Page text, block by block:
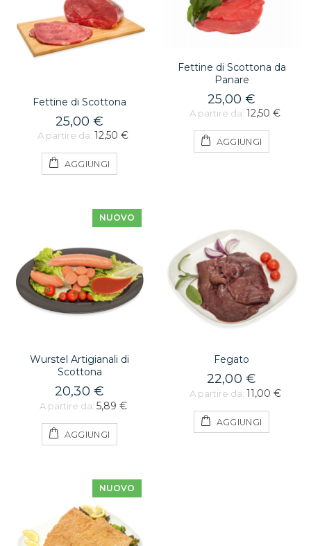
Fettine di Scottona
25,00 €
A partire da: 12,50 €
AGGIUNGI
Fettine di Scottona da
Panare
25,00 €
A partire da: 12,50 €
AGGIUNGI
NUOVO
Wurstel Artigianali di
Scottona
20,30 €
A partire da: 5,89 €
AGGIUNGI
Fegato
22,00 €
A partire da: 11,00 €
AGGIUNGI
NUOVO